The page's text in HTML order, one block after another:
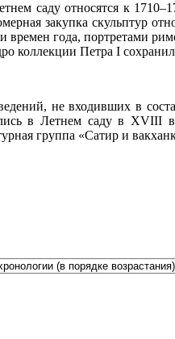
саду относятся к
закупка скульптур
времен года, портретами
Петра I
не входивших в
в Летнем саду в XVIII
группа «Сатир и